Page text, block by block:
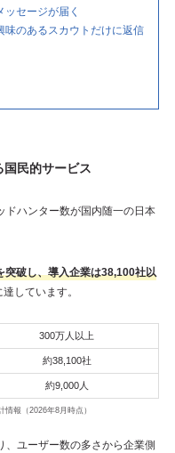
セージが届く
味のあるスカウトだけに返信
国民的サービス
ドハンター数が国内随一の日本
突破し、導入企業は38,100社以
達しています。
300万人以上
約38,100社
約9,000人
報（2026年8月時点）
、ユーザー数の多さから企業側